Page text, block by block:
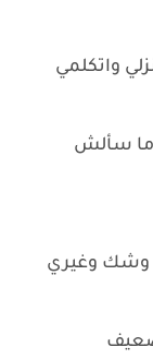
واتكلمي
ما سألش
وشك وغيري